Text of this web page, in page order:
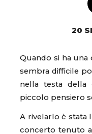
20
Quando si ha una
sembra difficile
nella testa della
piccolo pensiero
A rivelarlo è stata
concerto tenuto a